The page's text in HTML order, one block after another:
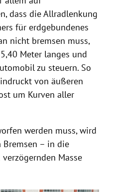
dass die Allradlenkung
für erdgebundenes
nicht bremsen muss,
Meter langes und
zu steuern. So
von äußeren
um Kurven aller
werden muss, wird
Bremsen – in die
Masse